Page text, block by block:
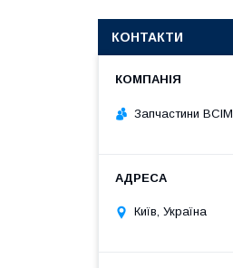
КОНТАКТИ
Запчастини ВСІМ
Київ, Україна